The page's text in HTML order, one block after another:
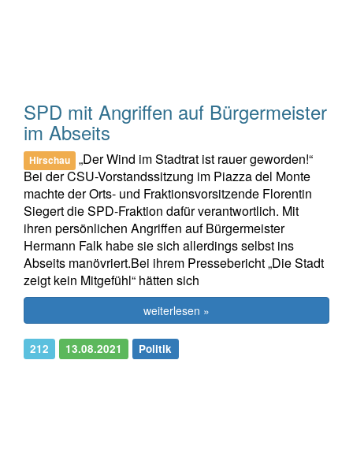
SPD mit Angriffen auf Bürgermeister
im Abseits
Hirschau
„Der Wind im Stadtrat ist rauer geworden!“
Bei der CSU-Vorstandssitzung im Piazza del Monte
machte der Orts- und Fraktionsvorsitzende Florentin
Siegert die SPD-Fraktion dafür verantwortlich. Mit
ihren persönlichen Angriffen auf Bürgermeister
Hermann Falk habe sie sich allerdings selbst ins
Abseits manövriert.Bei ihrem Pressebericht „Die Stadt
zeigt kein Mitgefühl“ hätten sich
weiterlesen »
212 13.08.2021 Politik